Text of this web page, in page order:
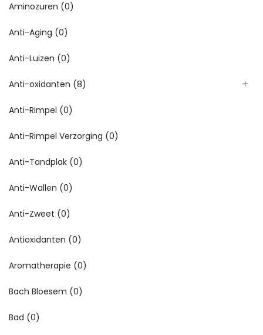
Aminozuren (0)
Anti-Aging (0)
Anti-Luizen (0)
Anti-oxidanten (8)
Anti-Rimpel (0)
Anti-Rimpel Verzorging (0)
Anti-Tandplak (0)
Anti-Wallen (0)
Anti-Zweet (0)
Antioxidanten (0)
Aromatherapie (0)
Bach Bloesem (0)
Bad (0)